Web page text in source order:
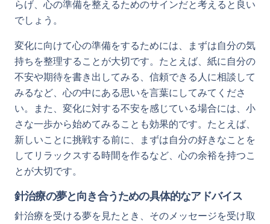
らげ、心の準備を整えるためのサインだと考えると良い
でしょう。
変化に向けて心の準備をするためには、まずは自分の気
持ちを整理することが大切です。たとえば、紙に自分の
不安や期待を書き出してみる、信頼できる人に相談して
みるなど、心の中にある思いを言葉にしてみてくださ
い。また、変化に対する不安を感じている場合には、小
さな一歩から始めてみることも効果的です。たとえば、
新しいことに挑戦する前に、まずは自分の好きなことを
してリラックスする時間を作るなど、心の余裕を持つこ
とが大切です。
針治療の夢と向き合うための具体的なアドバイス
針治療を受ける夢を見たとき、そのメッセージを受け取